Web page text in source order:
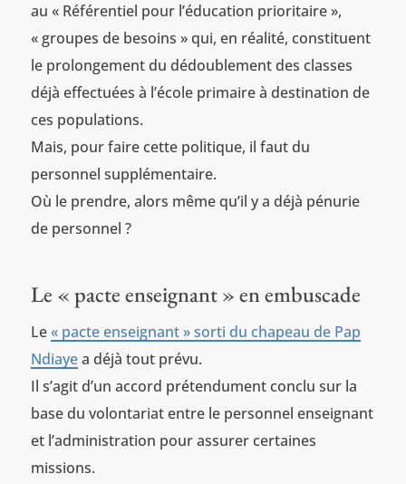
au « Référentiel pour l’éducation prioritaire »,
« groupes de besoins » qui, en réalité, constituent
le prolongement du dédoublement des classes
déjà effectuées à l’école primaire à destination de
ces populations.
Mais, pour faire cette politique, il faut du
personnel supplémentaire.
Où le prendre, alors même qu’il y a déjà pénurie
de personnel ?
Le « pacte enseignant » en embuscade
Le« pacte enseignant » sorti du chapeau de Pap
Ndiayea déjà tout prévu.
Il s’agit d’un accord prétendument conclu sur la
base du volontariat entre le personnel enseignant
et l’administration pour assurer certaines
missions.